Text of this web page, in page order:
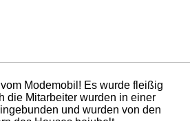
Modemobil! Es wurde fleißig
die Mitarbeiter wurden in einer
und wurden von den